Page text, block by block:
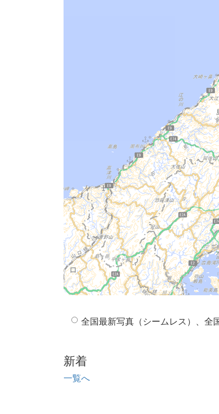
全国最新写真（シームレス）、全
新着
一覧へ